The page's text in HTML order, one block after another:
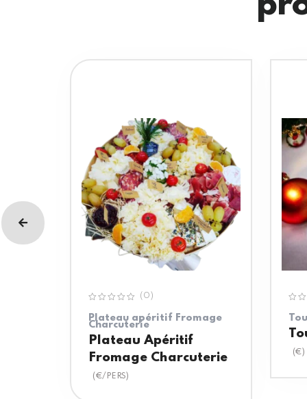
(0)
Plateau apéritif Fromage
Charcuterie
Plateau Apéritif
Fromage Charcuterie
(€/PERS)
(€)